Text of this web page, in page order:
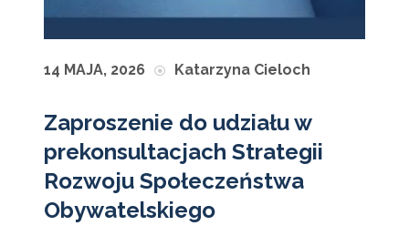
14 MAJA, 2026 Katarzyna Cieloch
Zaproszenie do udziału w
prekonsultacjach Strategii
Rozwoju Społeczeństwa
Obywatelskiego